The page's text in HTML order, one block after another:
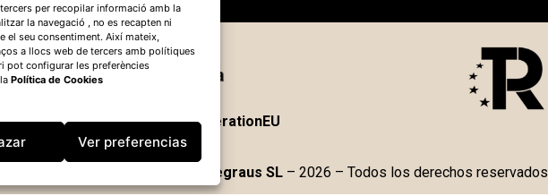
per recopilar informació amb la
la navegació , no es recapten ni
el seu consentiment. Així mateix,
a llocs web de tercers amb polítiques
pot configurar les preferències
Política de Cookies
Ver preferencias
laUnión Europea – NextGenerationEU
Boquegraus SL– 2026 – Todos los derechos reservados